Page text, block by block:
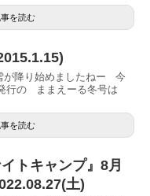
を読む
が降り始めましたねー 今
の ままえーる冬号は
を読む
トキャンプ』8月
土)